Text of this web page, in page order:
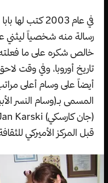
في عام 2003 كتب
رسالة منه شخصياً ليثني
خالص شكره على ما فعلته
تاريخ أوروبا، وفي وقت
أيضاً على وسام أعلى
المسمى بـ(وسام النسر
قبل المركز الأميركي